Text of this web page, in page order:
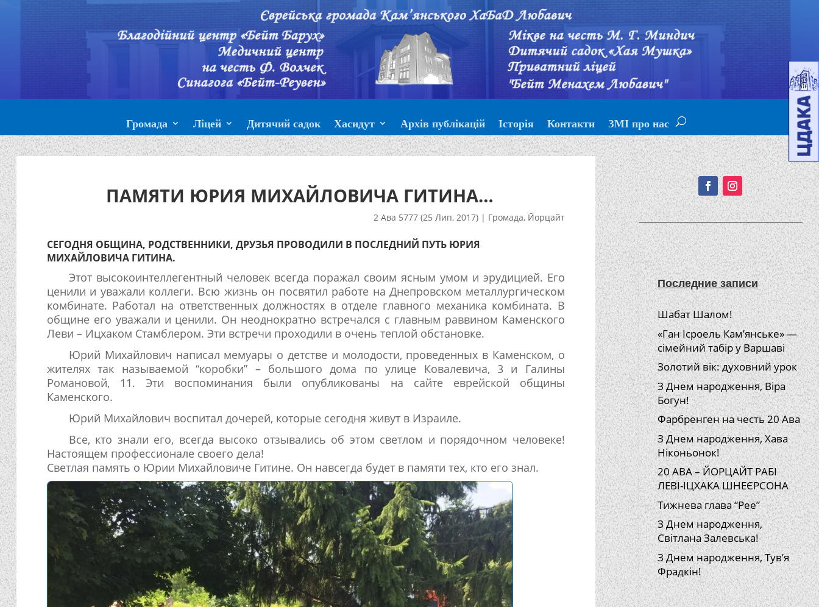
Громада Ліцей Дитячий садок Хасидут Архів публікацій Історія Контакти ЗМІ про нас
ПАМЯТИ ЮРИЯ МИХАЙЛОВИЧА ГИТИНА…
2 Ава 5777 (25 Лип, 2017)| Громада, Йорцайт
СЕГОДНЯ ОБЩИНА, РОДСТВЕННИКИ, ДРУЗЬЯ ПРОВОДИЛИ В ПОСЛЕДНИЙ ПУТЬ ЮРИЯ
МИХАЙЛОВИЧА ГИТИНА.
Этот высокоинтеллегентный человек всегда поражал своим ясным умом и эрудицией. Его
ценили и уважали коллеги. Всю жизнь он посвятил работе на Днепровском металлургическом
комбинате. Работал на ответственных должностях в отделе главного механика комбината. В
общине его уважали и ценили. Он неоднократно встречался с главным раввином Каменского
Леви – Ицхаком Стамблером. Эти встречи проходили в очень теплой обстановке.
Юрий Михайлович написал мемуары о детстве и молодости, проведенных в Каменском, о
жителях так называемой “коробки” – большого дома по улице Ковалевича, 3 и Галины
Романовой, 11. Эти воспоминания были опубликованы на сайте еврейской общины
Каменского.
Юрий Михайлович воспитал дочерей, которые сегодня живут в Израиле.
Все, кто знали его, всегда высоко отзывались об этом светлом и порядочном человеке!
Настоящем профессионале своего дела!
Светлая память о Юрии Михайловиче Гитине. Он навсегда будет в памяти тех, кто его знал.
Подписывайтесь!
Последние записи
Шабат Шалом!
«Ган Ісроель Кам’янське» —
сімейний табір у Варшаві
Золотий вік: духовний урок
З Днем народження, Віра
Богун!
Фарбренген на честь 20 Ава
З Днем народження, Хава
Ніконьонок!
20 АВА – ЙОРЦАЙТ РАБІ
ЛЕВІ-ІЦХАКА ШНЕЄРСОНА
Тижнева глава “Рее”
З Днем народження,
Світлана Залевська!
З Днем народження, Тув’я
Фрадкін!